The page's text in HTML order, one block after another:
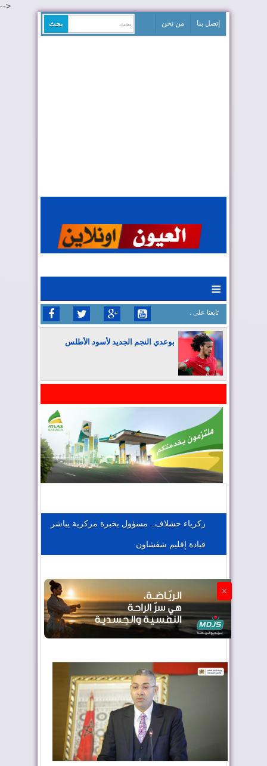
-->
إتصل بنا من نحن
≡
: تابعنا على
بوعدي النجم الجديد لأسود الأطلس
المغرب يعزز موقعه في صناعة الطيران
الجزائر تستسلم لفرنسا
زكرياء حشلاف.. مسؤول بخبرة مركزية يباشر
قيادة إقليم شفشاون
×